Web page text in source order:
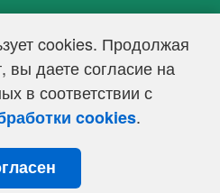
cookies. Продолжая
вы даете согласие на
в соответствии с
cookies.
2026 г.
СМИ Эл № ФС 77-39848, выдано
в сфере связи,
и массовых коммуникаций